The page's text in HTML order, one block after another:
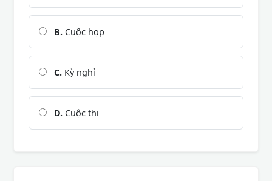
B. Cuộc họp
C. Kỳ nghỉ
D. Cuộc thi